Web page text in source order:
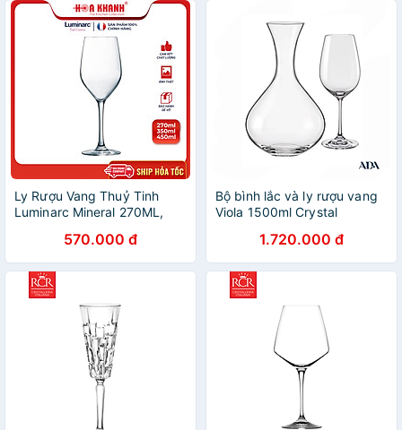
Ly Rượu Vang Thuỷ Tinh
Luminarc Mineral 270ML,
H2316, H2317 & H2318
570.000 đ
Bộ bình lắc và ly rượu vang
Viola 1500ml Crystal
1.720.000 đ